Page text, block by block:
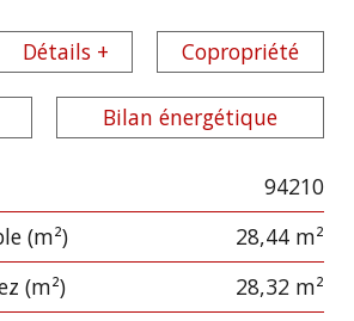
Détails + Copropriété
Bilan énergétique
94210
(m²)
28,44 m²
(m²)
28,32 m²